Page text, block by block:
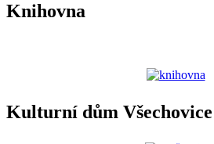
Knihovna
Kulturní dům Všechovice